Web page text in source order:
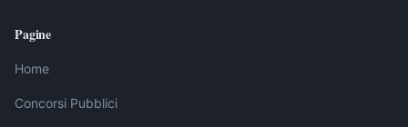
Pagine
Home
Concorsi Pubblici